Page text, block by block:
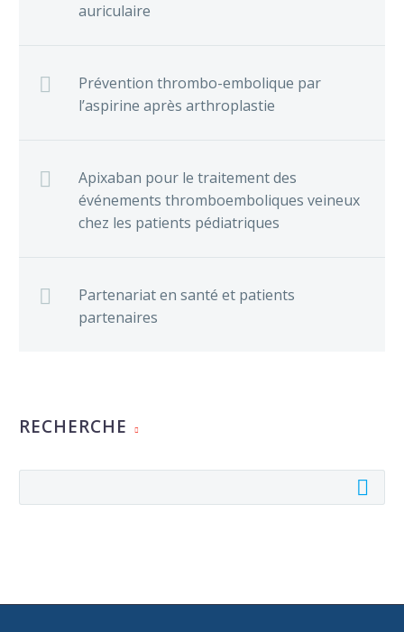
auriculaire
Prévention thrombo-embolique par
l’aspirine après arthroplastie
Apixaban pour le traitement des
événements thromboemboliques veineux
chez les patients pédiatriques
Partenariat en santé et patients
partenaires
RECHERCHE